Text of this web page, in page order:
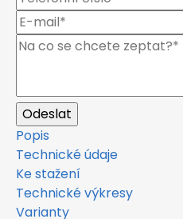
Popis
Technické údaje
Ke stažení
Technické výkresy
Varianty